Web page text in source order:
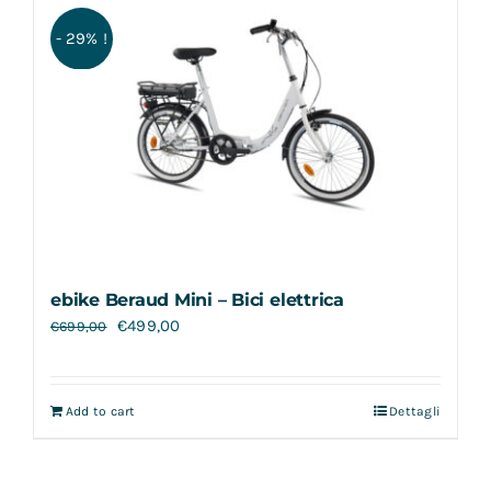
- 29% !
ebike Beraud Mini – Bici elettrica
€699,00 €499,00
Add to cart Dettagli